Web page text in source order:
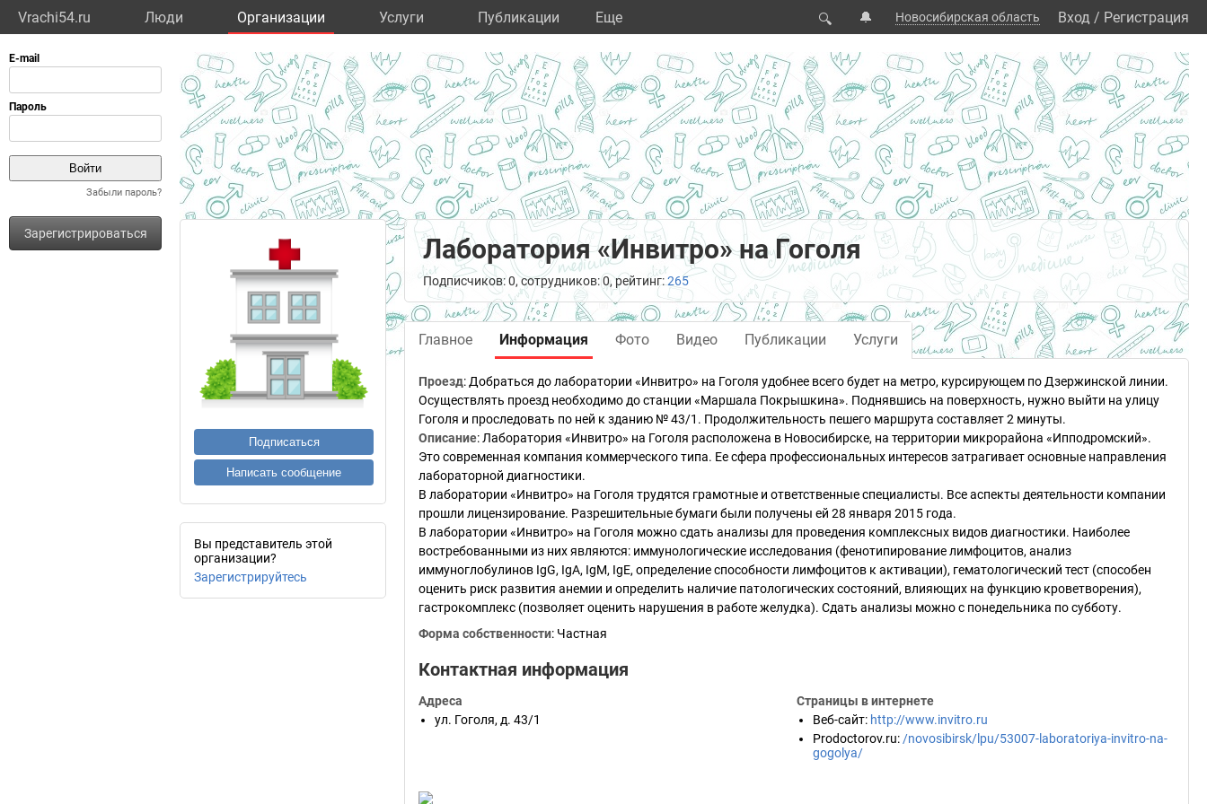
Vrachi54.ru Люди Организации Услуги Публикации Eще 🔍 🔔 Новосибирская область Вход / Регистрация
Забыли пароль?
Зарегистрироваться
Подписаться
Написать сообщение
Вы представитель этой
организации?
Зарегистрируйтесь
Лаборатория «Инвитро» на Гоголя
Подписчиков: 0, сотрудников: 0, рейтинг:265
Главное Информация Фото Видео Публикации Услуги
Проезд: Добраться до лаборатории «Инвитро» на Гоголя удобнее всего будет на метро, курсирующем по Дзержинской линии.
Осуществлять проезд необходимо до станции «Маршала Покрышкина». Поднявшись на поверхность, нужно выйти на улицу
Гоголя и проследовать по ней к зданию № 43/1. Продолжительность пешего маршрута составляет 2 минуты.
Описание: Лаборатория «Инвитро» на Гоголя расположена в Новосибирске, на территории микрорайона «Ипподромский».
Это современная компания коммерческого типа. Ее сфера профессиональных интересов затрагивает основные направления
лабораторной диагностики.
В лаборатории «Инвитро» на Гоголя трудятся грамотные и ответственные специалисты. Все аспекты деятельности компании
прошли лицензирование. Разрешительные бумаги были получены ей 28 января 2015 года.
В лаборатории «Инвитро» на Гоголя можно сдать анализы для проведения комплексных видов диагностики. Наиболее
востребованными из них являются: иммунологические исследования (фенотипирование лимфоцитов, анализ
иммуноглобулинов IgG, IgA, IgM, IgE, определение способности лимфоцитов к активации), гематологический тест (способен
оценить риск развития анемии и определить наличие патологических состояний, влияющих на функцию кроветворения),
гастрокомплекс (позволяет оценить нарушения в работе желудка). Сдать анализы можно с понедельника по субботу.
Форма собственности: Частная
Контактная информация
Адреса
ул. Гоголя, д. 43/1
Страницы в интернете
Веб-сайт: http://www.invitro.ru
Prodoctorov.ru: /novosibirsk/lpu/53007-laboratoriya-invitro-na-
gogolya/